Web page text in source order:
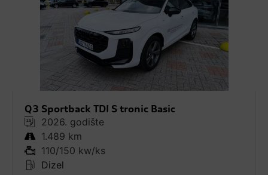
Q3 Sportback TDI S tronic Basic
2026. godište
1.489 km
110/150 kw/ks
Dizel